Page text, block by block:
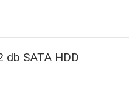
db SATA HDD